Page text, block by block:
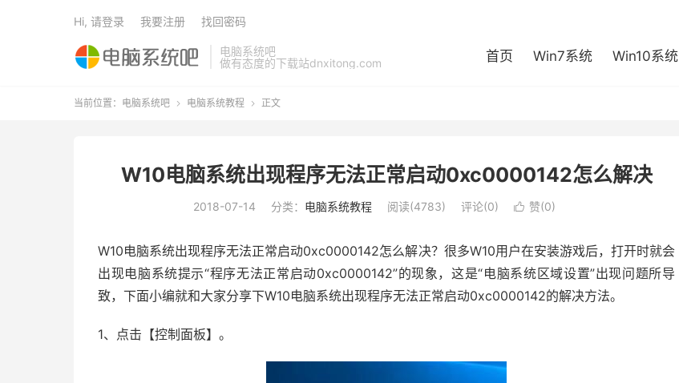
电脑系统吧
做有态度的下载站dnxitong.com
首页 Win7系统 Win10系统
Hi, 请登录 我要注册 找回密码
当前位置： 电脑系统吧  电脑系统教程  正文
W10电脑系统出现程序无法正常启动0xc0000142怎么解决
2018-07-14 分类： 电脑系统教程 阅读(4783) 评论(0)  赞(0)
W10电脑系统出现程序无法正常启动0xc0000142怎么解决？很多W10用户在安装游戏后，打开时就会
出现电脑系统提示“程序无法正常启动0xc0000142”的现象，这是“电脑系统区域设置”出现问题所导
致，下面小编就和大家分享下W10电脑系统出现程序无法正常启动0xc0000142的解决方法。
1、点击【控制面板】。